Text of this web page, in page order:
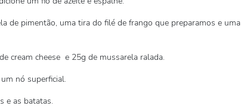
de pimentão, uma tira do filé de frango que preparamos e uma
cream cheese e 25g de mussarela ralada.
nó superficial.
e as batatas.